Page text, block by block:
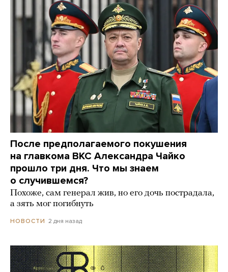
После предполагаемого покушения
на главкома ВКС Александра Чайко
прошло три дня. Что мы знаем
о случившемся?
Похоже, сам генерал жив, но его дочь пострадала,
а зять мог погибнуть
НОВОСТИ 2 дня назад